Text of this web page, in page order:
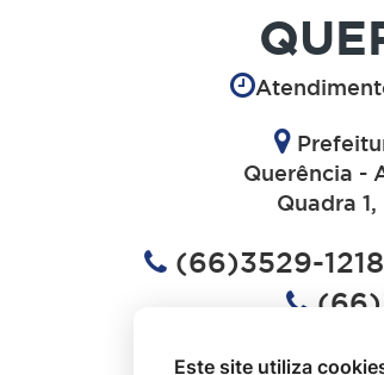
Querência -
Quadra
(66)3529-
Este site utiliza